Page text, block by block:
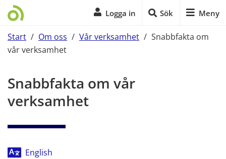
Logga in Sök Meny
Start / Om oss / Vår verksamhet / Snabbfakta om
vår verksamhet
Snabbfakta om vår
verksamhet
English